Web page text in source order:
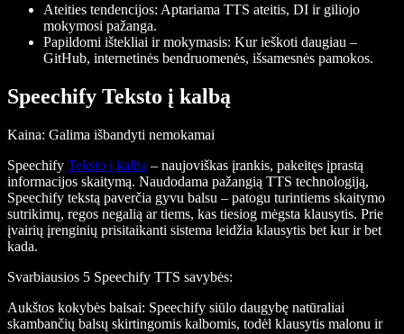
Ateities tendencijos: Aptariama TTS ateitis, DI ir giliojo
mokymosi pažanga.
Papildomi ištekliai ir mokymasis: Kur ieškoti daugiau –
GitHub, internetinės bendruomenės, išsamesnės pamokos.
Speechify Teksto į kalbą
Kaina: Galima išbandyti nemokamai
Speechify Teksto į kalbą – naujoviškas įrankis, pakeitęs įprastą
informacijos skaitymą. Naudodama pažangią TTS technologiją,
Speechify tekstą paverčia gyvu balsu – patogu turintiems skaitymo
sutrikimų, regos negalią ar tiems, kas tiesiog mėgsta klausytis. Prie
įvairių įrenginių prisitaikanti sistema leidžia klausytis bet kur ir bet
kada.
Svarbiausios 5 Speechify TTS savybės:
Aukštos kokybės balsai: Speechify siūlo daugybę natūraliai
skambančių balsų skirtingomis kalbomis, todėl klausytis malonu ir